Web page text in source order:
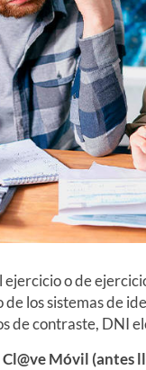
ejercicio o de
los sistemas de
de contraste, DNI
Cl@ve Móvil (antes